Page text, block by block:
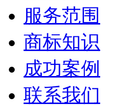
服务范围
商标知识
成功案例
联系我们